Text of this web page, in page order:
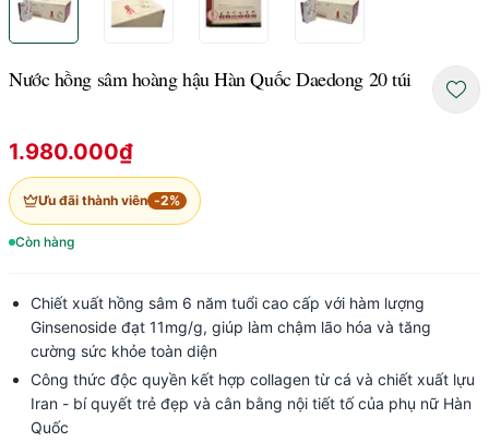
Nước hồng sâm hoàng hậu Hàn Quốc Daedong 20 túi
1.980.000₫
Ưu đãi thành viên -2%
Còn hàng
Chiết xuất hồng sâm 6 năm tuổi cao cấp với hàm lượng
Ginsenoside đạt 11mg/g, giúp làm chậm lão hóa và tăng
cường sức khỏe toàn diện
Công thức độc quyền kết hợp collagen từ cá và chiết xuất lựu
Iran - bí quyết trẻ đẹp và cân bằng nội tiết tố của phụ nữ Hàn
Quốc